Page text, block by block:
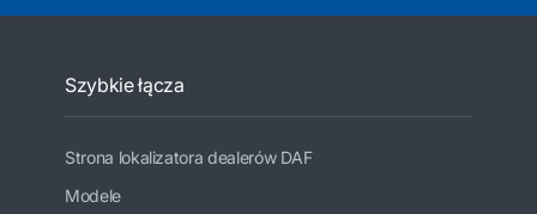
Szybkie łącza
Strona lokalizatora dealerów DAF
Modele